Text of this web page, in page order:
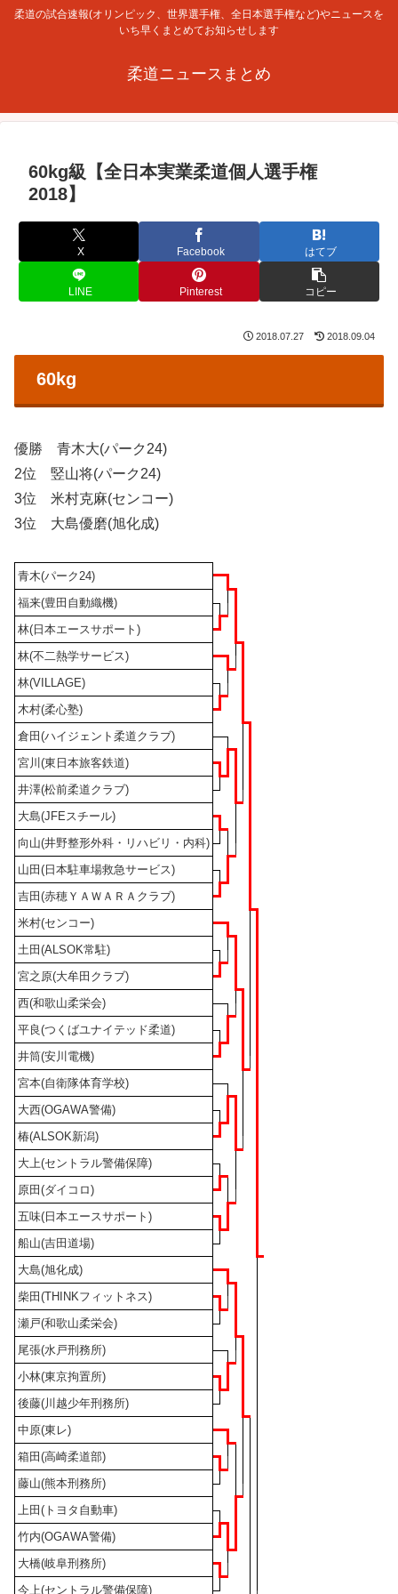
柔道の試合速報(オリンピック、世界選手権、全日本選手権など)やニュースを
いち早くまとめてお知らせします
柔道ニュースまとめ
60kg級【全日本実業柔道個人選手権
2018】
X Facebook はてブ
LINE Pinterest コピー
2018.07.27 2018.09.04
60kg
優勝 青木大(パーク24)
2位 竪山将(パーク24)
3位 米村克麻(センコー)
3位 大島優磨(旭化成)
青木(パーク24)
福来(豊田自動織機)
林(日本エースサポート)
林(不二熱学サービス)
林(VILLAGE)
木村(柔心塾)
倉田(ハイジェント柔道クラブ)
宮川(東日本旅客鉄道)
井澤(松前柔道クラブ)
大島(JFEスチール)
向山(井野整形外科・リハビリ・内科)
山田(日本駐車場救急サービス)
吉田(赤穂ＹＡＷＡＲＡクラブ)
米村(センコー)
土田(ALSOK常駐)
宮之原(大牟田クラブ)
西(和歌山柔栄会)
平良(つくばユナイテッド柔道)
井筒(安川電機)
宮本(自衛隊体育学校)
大西(OGAWA警備)
椿(ALSOK新潟)
大上(セントラル警備保障)
原田(ダイコロ)
五味(日本エースサポート)
船山(吉田道場)
大島(旭化成)
柴田(THINKフィットネス)
瀬戸(和歌山柔栄会)
尾張(水戸刑務所)
小林(東京拘置所)
後藤(川越少年刑務所)
中原(東レ)
箱田(高崎柔道部)
藤山(熊本刑務所)
上田(トヨタ自動車)
竹内(OGAWA警備)
大橋(岐阜刑務所)
今上(セントラル警備保障)